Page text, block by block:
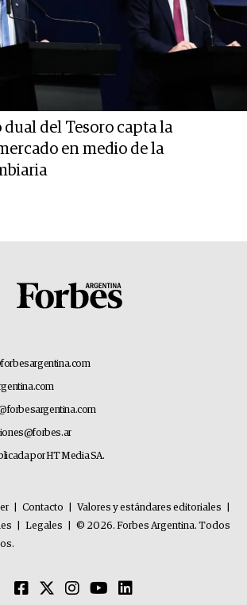
del Tesoro capta la
en medio de la
por HT Media SA.
Contacto Valores y estándares editoriales
Legales
© 2026. Forbes Argentina. Todos